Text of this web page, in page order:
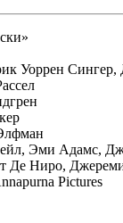
Уоррен Сингер,
Эми Адамс,
Де Ниро,
Pictures